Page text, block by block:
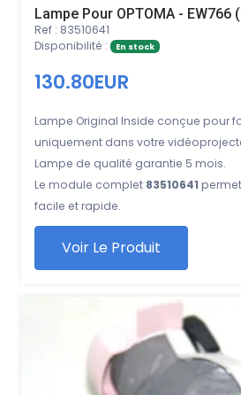
Lampe Pour OPTOMA - EW766
Ref : 83510641
Disponibilité :
En stock
130.80EUR
Lampe Original Inside conçue pour
uniquement dans votre
Lampe de qualité garantie 5 mois.
Le module complet 83510641
facile et rapide.
Voir Le Produit